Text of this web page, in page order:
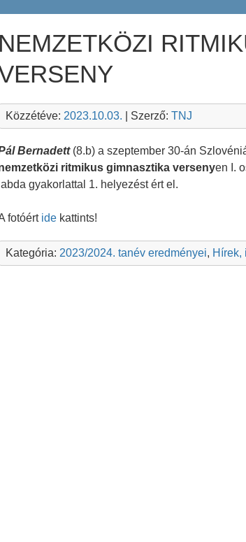
NEMZETKÖZI
Közzétéve: 2023.10.03. | Szerző: TNJ
Bernadett(8.b) a szeptember 30-án
ritmikus gimnasztika versenyen I.
labda gyakorlattal 1. helyezést ért el.
fotóért ide kattints!
Kategória: 2023/2024. tanév eredményei, Hírek,